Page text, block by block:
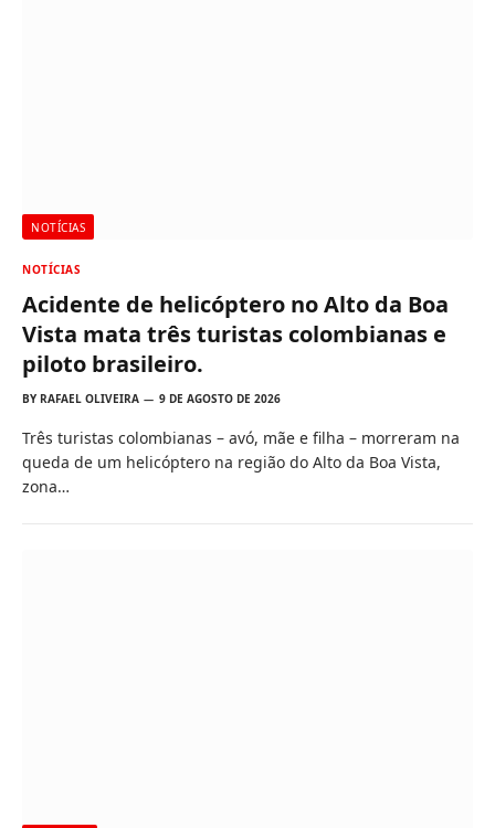
NOTÍCIAS
NOTÍCIAS
Acidente de helicóptero no Alto da Boa
Vista mata três turistas colombianas e
piloto brasileiro.
BY RAFAEL OLIVEIRA 9 DE AGOSTO DE 2026
Três turistas colombianas – avó, mãe e filha – morreram na
queda de um helicóptero na região do Alto da Boa Vista,
zona…